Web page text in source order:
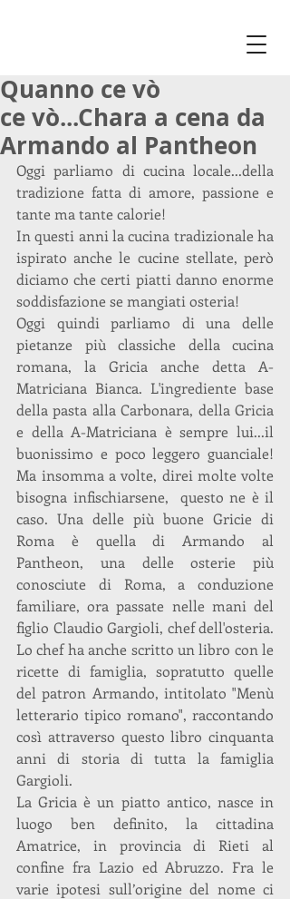
Quanno ce vò
ce vò...Chara a cena da
Armando al Pantheon
Oggi parliamo di cucina locale...della
tradizione fatta di amore, passione e
tante ma tante calorie!
In questi anni la cucina tradizionale ha
ispirato anche le cucine stellate, però
diciamo che certi piatti danno enorme
soddisfazione se mangiati osteria!
Oggi quindi parliamo di una delle
pietanze più classiche della cucina
romana, la Gricia anche detta A-
Matriciana Bianca. L'ingrediente base
della pasta alla Carbonara, della Gricia
e della A-Matriciana è sempre lui...il
buonissimo e poco leggero guanciale!
Ma insomma a volte, direi molte volte
bisogna infischiarsene,  questo ne è il
caso. Una delle più buone Gricie di
Roma è quella di Armando al
Pantheon, una delle osterie più
conosciute di Roma, a conduzione
familiare, ora passate nelle mani del
figlio Claudio Gargioli, chef dell'osteria.
Lo chef ha anche scritto un libro con le
ricette di famiglia, sopratutto quelle
del patron Armando, intitolato "Menù
letterario tipico romano", raccontando
così attraverso questo libro cinquanta
anni di storia di tutta la famiglia
Gargioli.
La Gricia è un piatto antico, nasce in
luogo ben definito, la cittadina
Amatrice, in provincia di Rieti al
confine fra Lazio ed Abruzzo. Fra le
varie ipotesi sull’origine del nome ci